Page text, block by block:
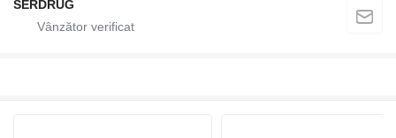
SERDRUG